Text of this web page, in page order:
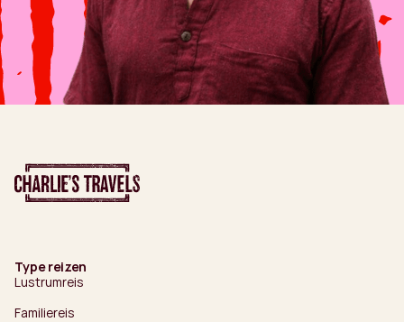
Type reizen
Lustrumreis
Familiereis